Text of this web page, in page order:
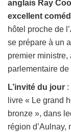
anglais Ray
excellent
hôtel proche de
se prépare à un
premier ministre,
parlementaire
L’invité du jour :
livre « Le grand
bronze », dans
région d’Aulnay,